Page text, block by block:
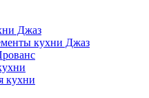
Джаз
кухни Джаз
кухни